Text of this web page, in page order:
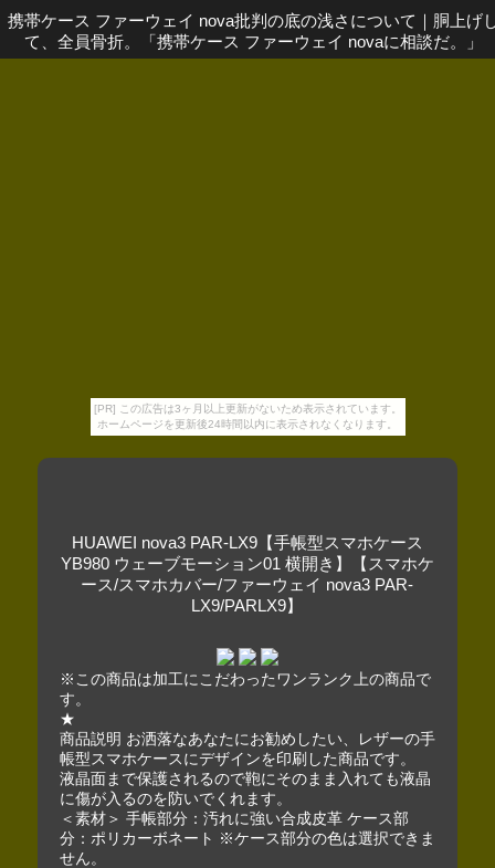
[PR] この広告は3ヶ月以上更新がないため表示されています。
ホームページを更新後24時間以内に表示されなくなります。
携帯ケース ファーウェイ nova批判の底の浅さについて ｜ 胴上げ
て、全員骨折。「携帯ケース ファーウェイ novaに相談だ。」
HUAWEI nova3 PAR-LX9【手帳型スマホケース
YB980 ウェーブモーション01 横開き】【スマホケ
ース/スマホカバー/ファーウェイ nova3 PAR-
LX9/PARLX9】
※この商品は加工にこだわったワンランク上の商品で
す。
★
商品説明 お洒落なあなたにお勧めしたい、レザーの手
帳型スマホケースにデザインを印刷した商品です。
液晶面まで保護されるので鞄にそのまま入れても液晶
に傷が入るのを防いでくれます。
＜素材＞ 手帳部分：汚れに強い合成皮革 ケース部
分：ポリカーボネート ※ケース部分の色は選択できま
せん。